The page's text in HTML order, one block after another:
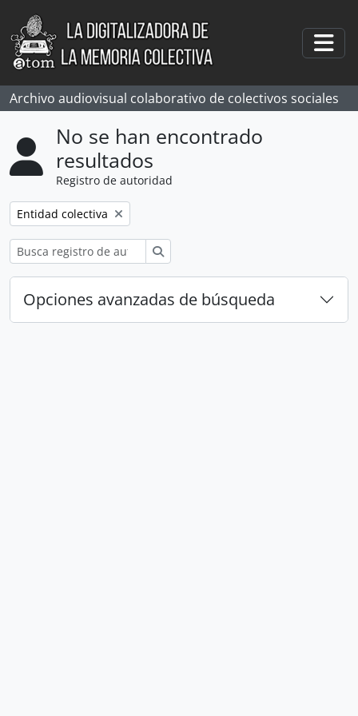
Skip to main content
Archivo audiovisual colaborativo de colectivos sociales
No se han encontrado
resultados
Registro de autoridad
Remove filter:
Entidad colectiva
Opciones avanzadas de búsqueda